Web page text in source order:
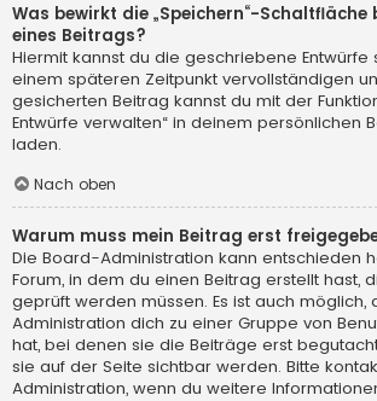
Was bewirkt die „Speichern“-Schaltfläche
eines Beitrags?
Hiermit kannst du die geschriebene Entwürfe
einem späteren Zeitpunkt vervollständigen
gesicherten Beitrag kannst du mit der
Entwürfe verwalten“ in deinem persönlichen
laden.
Nach oben
Warum muss mein Beitrag erst
Die Board-Administration kann entschieden
Forum, in dem du einen Beitrag erstellt hast,
geprüft werden müssen. Es ist auch möglich,
Administration dich zu einer Gruppe von
hat, bei denen sie die Beiträge erst
sie auf der Seite sichtbar werden. Bitte
Administration, wenn du weitere